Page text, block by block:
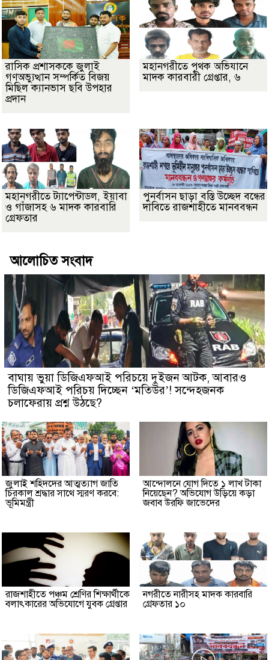
রাসিক প্রশাসককে জুলাই
গণঅভ্যুত্থান সম্পর্কিত বিজয়
মিছিল ক্যানভাস ছবি উপহার
প্রদান
মহানগরীতে পৃথক অভিযানে
মাদক কারবারী গ্রেপ্তার, ৬
মহানগরীতে ট্যাপেন্টাডল, ইয়াবা
ও গাঁজাসহ ৬ মাদক কারবারি
গ্রেফতার
পুনর্বাসন ছাড়া বস্তি উচ্ছেদ বন্ধের
দাবিতে রাজশাহীতে মানববন্ধন
আলোচিত সংবাদ
বাঘায় ভুয়া ডিজিএফআই পরিচয়ে দুইজন আটক, আবারও
ডিজিএফআই পরিচয় দিচ্ছেন ‘মতিউর’! সন্দেহজনক
চলাফেরায় প্রশ্ন উঠছে?
জুলাই শহিদদের আত্মত্যাগ জাতি
চিরকাল শ্রদ্ধার সাথে স্মরণ করবে:
ভূমিমন্ত্রী
আন্দোলনে যোগ দিতে ১ লাখ টাকা
নিয়েছেন? অভিযোগ উড়িয়ে কড়া
জবাব উরফি জাভেদের
রাজশাহীতে পঞ্চম শ্রেণির শিক্ষার্থীকে
বলাৎকারের অভিযোগে যুবক গ্রেপ্তার
নগরীতে নারীসহ মাদক কারবারি
গ্রেফতার ১০